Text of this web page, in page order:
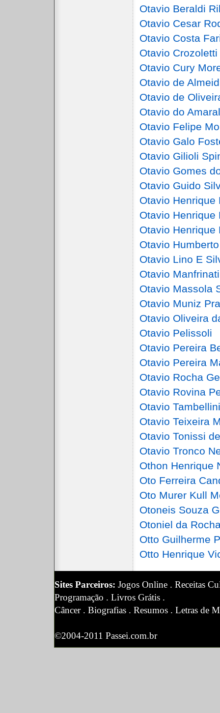
Otavio Beraldi
Otavio Cesar
Otavio Costa
Otavio
Otavio Cury
Otavio de
Otavio de
Otavio do
Otavio Felipe
Otavio Galo
Otavio Gilioli
Otavio Gomes
Otavio Guido
Otavio Henrique
Otavio Henrique
Otavio Henrique
Otavio
Otavio Lino E
Otavio
Otavio Massola
Otavio Muniz
Otavio Oliveira
Otavio Pelissoli
Otavio Pereira
Otavio Pereira
Otavio Rocha
Otavio Rovina
Otavio
Otavio Teixeira
Otavio Tonissi
Otavio Tronco
Othon Henrique
Oto Ferreira
Oto Murer Kull
Otoneis Souza
Otoniel da
Otto Guilherme
Otto Henrique
Sites Parceiros: Jogos Online . Receitas
Programação . Livros Grátis .
Câncer. Biografias . Resumos . Letras de
©2004-2011 Passei.com.br